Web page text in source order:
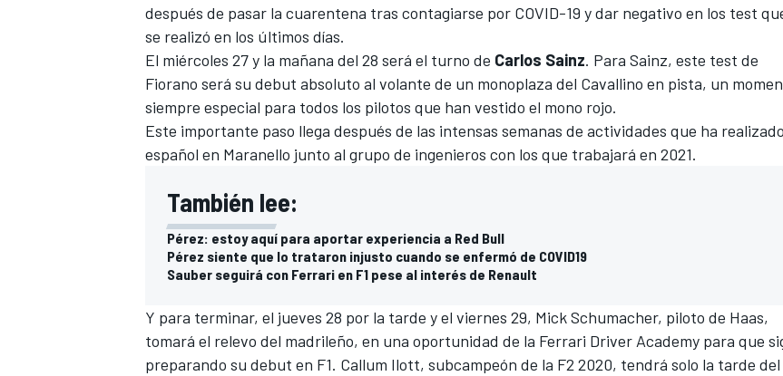
FÓRMULA E
WRC
después de pasar la cuarentena tras contagiarse por COVID-19 y dar negativo en los test
se realizó en los últimos días.
El miércoles 27 y la mañana del 28 será el turno de Carlos Sainz. Para Sainz, este test de
Fiorano será su debut absoluto al volante de un monoplaza del Cavallino en pista, un
siempre especial para todos los pilotos que han vestido el mono rojo.
Este importante paso llega después de las intensas semanas de actividades que ha
español en Maranello junto al grupo de ingenieros con los que trabajará en 2021.
También lee:
Pérez: estoy aquí para aportar experiencia a Red Bull
Pérez siente que lo trataron injusto cuando se enfermó de COVID19
Sauber seguirá con Ferrari en F1 pese al interés de Renault
Y para terminar, el jueves 28 por la tarde y el viernes 29, Mick Schumacher, piloto de Haas,
tomará el relevo del madrileño, en una oportunidad de la Ferrari Driver Academy para que
preparando su debut en F1. Callum Ilott, subcampeón de la F2 2020, tendrá solo la tarde del